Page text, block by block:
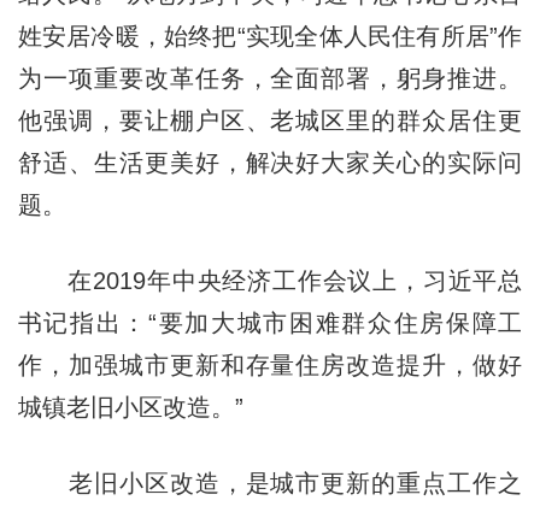
姓安居冷暖，始终把“实现全体人民住有所居”作
为一项重要改革任务，全面部署，躬身推进。
他强调，要让棚户区、老城区里的群众居住更
舒适、生活更美好，解决好大家关心的实际问
题。
在2019年中央经济工作会议上，习近平总
书记指出：“要加大城市困难群众住房保障工
作，加强城市更新和存量住房改造提升，做好
城镇老旧小区改造。”
老旧小区改造，是城市更新的重点工作之